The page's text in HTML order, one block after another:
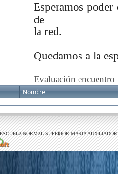
Esperamos
de
la red.
Quedamos a la
Evaluación
Nombre
NORMAL SUPERIOR MARIA